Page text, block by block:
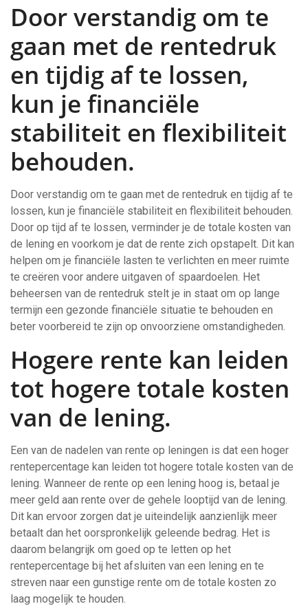
Door verstandig om te
gaan met de rentedruk
en tijdig af te lossen,
kun je financiële
stabiliteit en flexibiliteit
behouden.
Door verstandig om te gaan met de rentedruk en tijdig af te
lossen, kun je financiële stabiliteit en flexibiliteit behouden.
Door op tijd af te lossen, verminder je de totale kosten van
de lening en voorkom je dat de rente zich opstapelt. Dit kan
helpen om je financiële lasten te verlichten en meer ruimte
te creëren voor andere uitgaven of spaardoelen. Het
beheersen van de rentedruk stelt je in staat om op lange
termijn een gezonde financiële situatie te behouden en
beter voorbereid te zijn op onvoorziene omstandigheden.
Hogere rente kan leiden
tot hogere totale kosten
van de lening.
Een van de nadelen van rente op leningen is dat een hoger
rentepercentage kan leiden tot hogere totale kosten van de
lening. Wanneer de rente op een lening hoog is, betaal je
meer geld aan rente over de gehele looptijd van de lening.
Dit kan ervoor zorgen dat je uiteindelijk aanzienlijk meer
betaalt dan het oorspronkelijk geleende bedrag. Het is
daarom belangrijk om goed op te letten op het
rentepercentage bij het afsluiten van een lening en te
streven naar een gunstige rente om de totale kosten zo
laag mogelijk te houden.